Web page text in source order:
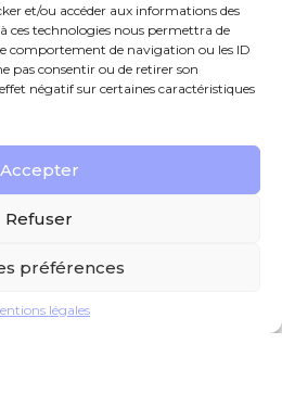
et/ou accéder aux informations des
ces technologies nous permettra de
comportement de navigation ou les ID
pas consentir ou de retirer son
négatif sur certaines caractéristiques
Accepter
Refuser
préférences
légales